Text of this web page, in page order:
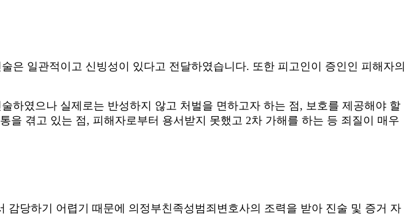
은 일관적이고 신빙성이 있다고 전달하였습니다. 또한 피고인이 증인인 피해자의
하였으나 실제로는 반성하지 않고 처벌을 면하고자 하는 점, 보호를 제공해야 할
겪고 있는 점, 피해자로부터 용서받지 못했고 2차 가해를 하는 등 죄질이 매우
당하기 어렵기 때문에 의정부친족성범죄변호사의 조력을 받아 진술 및 증거 자